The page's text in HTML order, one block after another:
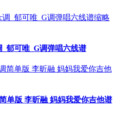
郁可唯_G调弹唱六线谱
单版 李昕融 妈妈我爱你吉他谱